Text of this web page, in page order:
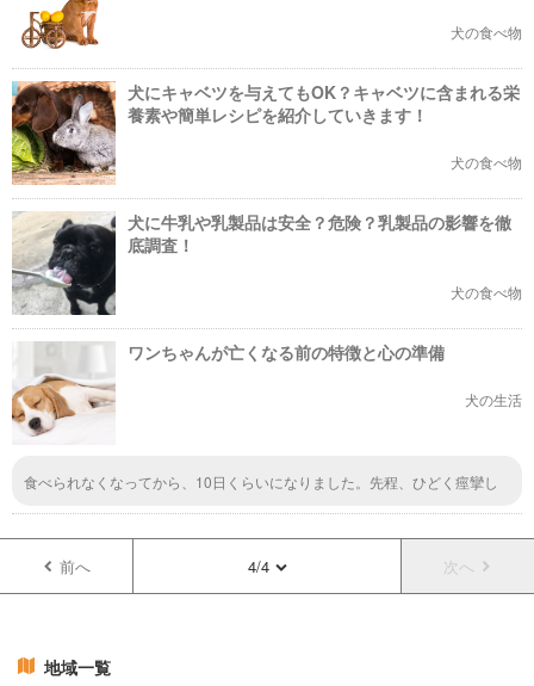
犬の食べ物
犬にキャベツを与えてもOK？キャベツに含まれる栄
養素や簡単レシピを紹介していきます！
犬の食べ物
犬に牛乳や乳製品は安全？危険？乳製品の影響を徹
底調査！
犬の食べ物
ワンちゃんが亡くなる前の特徴と心の準備
犬の生活
食べられなくなってから、10日くらいになりました。先程、ひどく痙攣し
んだよ？と、ちいさな身体全身で教えてくれているように感じます。
前へ 4/4 次へ
地域一覧